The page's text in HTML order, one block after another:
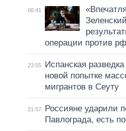
00:41
операции против рф
23:55
Испанская
новой попытке
мигрантов в Сеуту
21:57
Россияне ударили
Павлограда, есть